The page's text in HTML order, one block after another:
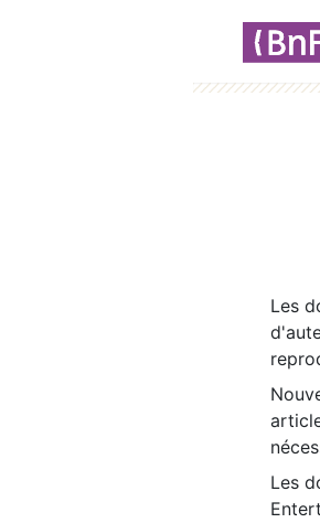
Les
Les